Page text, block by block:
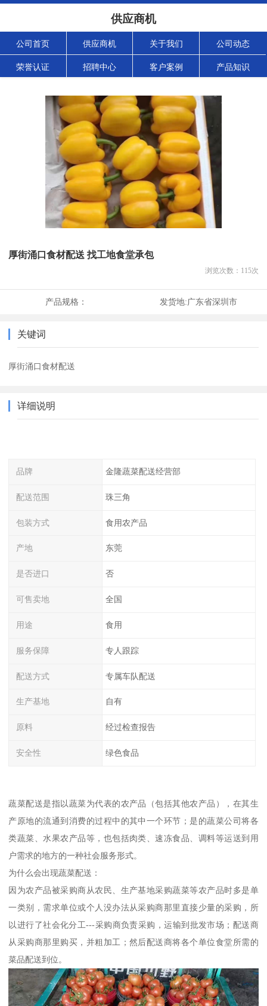
供应商机
公司首页 供应商机 关于我们 公司动态
荣誉认证 招聘中心 客户案例 产品知识
厚街涌口食材配送 找工地食堂承包
浏览次数： 115次
产品规格： 发货地:广东省深圳市
关键词
厚街涌口食材配送
详细说明
品牌 金隆蔬菜配送经营部
配送范围 珠三角
包装方式 食用农产品
产地 东莞
是否进口 否
可售卖地 全国
用途 食用
服务保障 专人跟踪
配送方式 专属车队配送
生产基地 自有
原料 经过检查报告
安全性 绿色食品
蔬菜配送是指以蔬菜为代表的农产品（包括其他农产品），在其生
产原地的流通到消费的过程中的其中一个环节；是的蔬菜公司将各
类蔬菜、水果农产品等，也包括肉类、速冻食品、调料等运送到用
户需求的地方的一种社会服务形式。
为什么会出现蔬菜配送：
因为农产品被采购商从农民、生产基地采购蔬菜等农产品时多是单
一类别，需求单位或个人没办法从采购商那里直接少量的采购，所
以进行了社会化分工---采购商负责采购，运输到批发市场；配送商
从采购商那里购买，并粗加工；然后配送商将各个单位食堂所需的
菜品配送到位。